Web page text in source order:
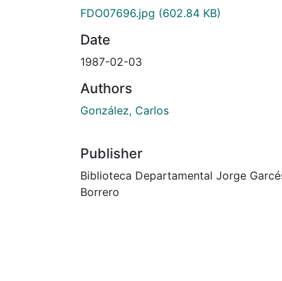
FDO07696.jpg (602.84 KB)
Date
1987-02-03
Authors
González, Carlos
Publisher
Biblioteca Departamental Jorge
Borrero